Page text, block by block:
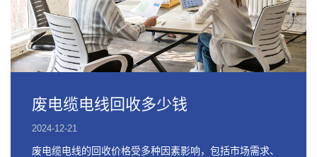
废电缆电线回收多少钱
2024-12-21
废电缆电线的回收价格受多种因素影响，包括市场需求、